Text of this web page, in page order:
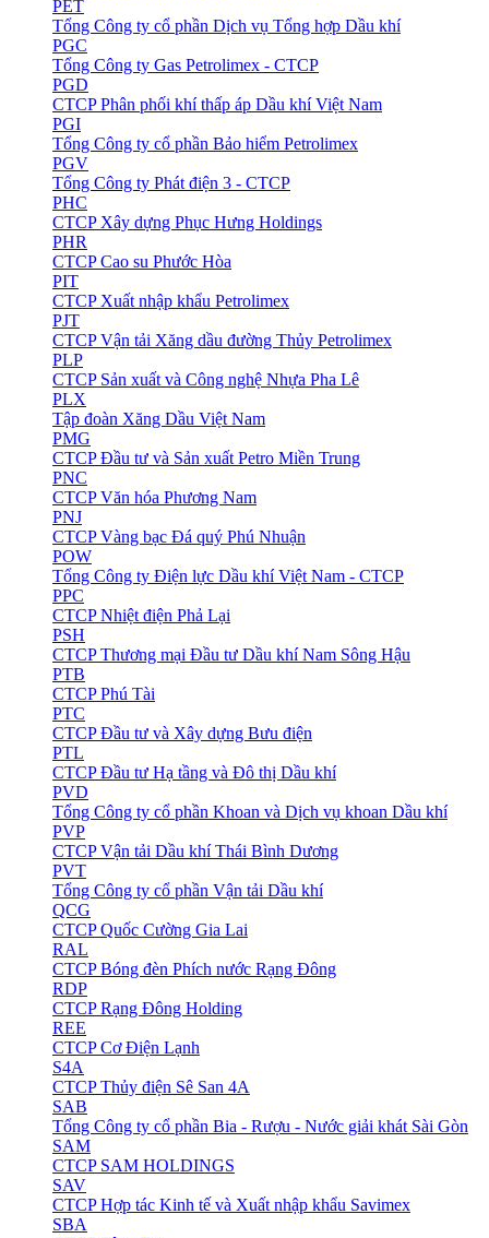
PET
Tổng Công ty cổ phần Dịch vụ Tổng hợp Dầu khí
PGC
Tổng Công ty Gas Petrolimex - CTCP
PGD
CTCP Phân phối khí thấp áp Dầu khí Việt Nam
PGI
Tổng Công ty cổ phần Bảo hiểm Petrolimex
PGV
Tổng Công ty Phát điện 3 - CTCP
PHC
CTCP Xây dựng Phục Hưng Holdings
PHR
CTCP Cao su Phước Hòa
PIT
CTCP Xuất nhập khẩu Petrolimex
PJT
CTCP Vận tải Xăng dầu đường Thủy Petrolimex
PLP
CTCP Sản xuất và Công nghệ Nhựa Pha Lê
PLX
Tập đoàn Xăng Dầu Việt Nam
PMG
CTCP Đầu tư và Sản xuất Petro Miền Trung
PNC
CTCP Văn hóa Phương Nam
PNJ
CTCP Vàng bạc Đá quý Phú Nhuận
POW
Tổng Công ty Điện lực Dầu khí Việt Nam - CTCP
PPC
CTCP Nhiệt điện Phả Lại
PSH
CTCP Thương mại Đầu tư Dầu khí Nam Sông Hậu
PTB
CTCP Phú Tài
PTC
CTCP Đầu tư và Xây dựng Bưu điện
PTL
CTCP Đầu tư Hạ tầng và Đô thị Dầu khí
PVD
Tổng Công ty cổ phần Khoan và Dịch vụ khoan Dầu khí
PVP
CTCP Vận tải Dầu khí Thái Bình Dương
PVT
Tổng Công ty cổ phần Vận tải Dầu khí
QCG
CTCP Quốc Cường Gia Lai
RAL
CTCP Bóng đèn Phích nước Rạng Đông
RDP
CTCP Rạng Đông Holding
REE
CTCP Cơ Điện Lạnh
S4A
CTCP Thủy điện Sê San 4A
SAB
Tổng Công ty cổ phần Bia - Rượu - Nước giải khát Sài Gòn
SAM
CTCP SAM HOLDINGS
SAV
CTCP Hợp tác Kinh tế và Xuất nhập khẩu Savimex
SBA